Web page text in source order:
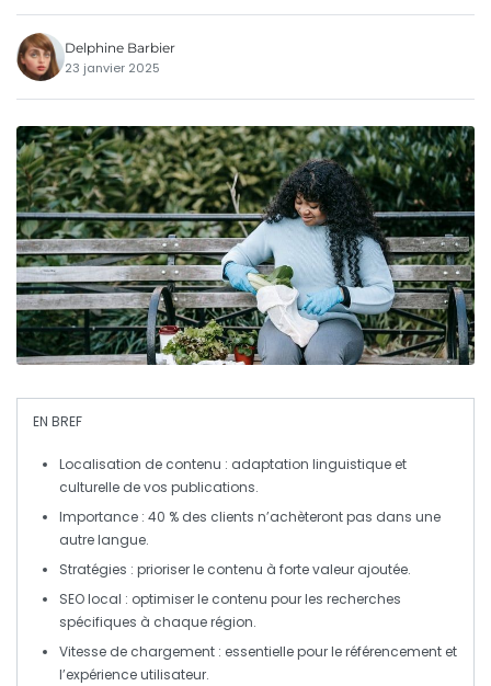
Delphine Barbier
23 janvier 2025
EN BREF
Localisation de contenu : adaptation linguistique et
culturelle de vos publications.
Importance : 40 % des clients n’achèteront pas dans une
autre langue.
Stratégies : prioriser le contenu à forte valeur ajoutée.
SEO local : optimiser le contenu pour les recherches
spécifiques à chaque région.
Vitesse de chargement : essentielle pour leréférencement et
l’expérience utilisateur.